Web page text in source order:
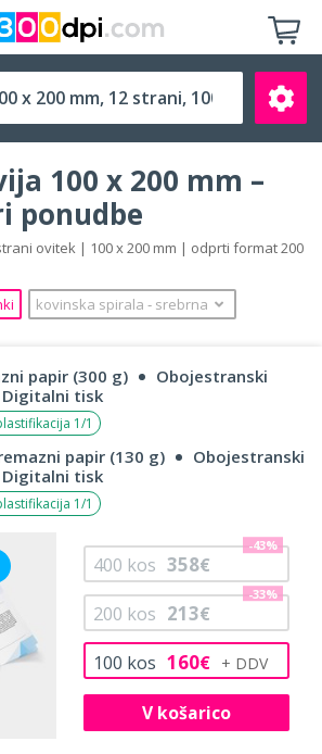
Išči
100 x 200 mm –
ponudbe
ovitek | 100 x 200 mm | odprti format 200
kovinska spirala ‐ srebrna
papir (300 g)
Obojestranski
Digitalni tisk
1/1
papir (130 g)
Obojestranski
Digitalni tisk
1/1
100 kos 160€
200 kos 213€
-33%
400 kos 358€
-43%
V košarico